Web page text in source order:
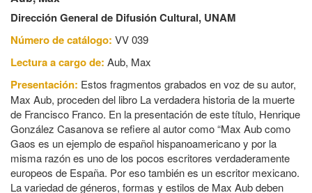
Dirección General de Difusión Cultural, UNAM
Número de catálogo: VV 039
Lectura a cargo de: Aub, Max
Presentación: Estos fragmentos grabados en voz de su autor,
Max Aub, proceden del libro La verdadera historia de la muerte
de Francisco Franco. En la presentación de este título, Henrique
González Casanova se refiere al autor como “Max Aub como
Gaos es un ejemplo de español hispanoamericano y por la
misma razón es uno de los pocos escritores verdaderamente
europeos de España. Por eso también es un escritor mexicano.
La variedad de géneros, formas y estilos de Max Aub deben